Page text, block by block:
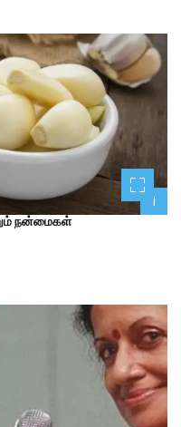
1
நன்மைகள்